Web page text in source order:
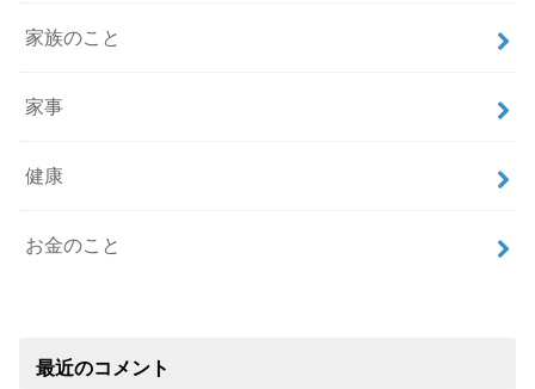
家族のこと
家事
健康
お金のこと
最近のコメント